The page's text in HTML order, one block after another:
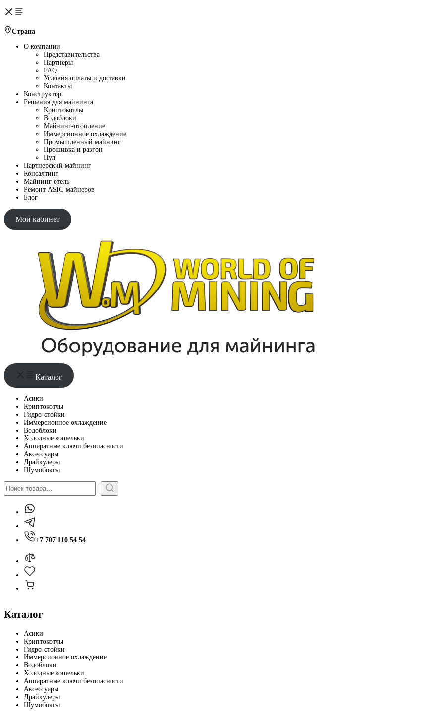
Страна
О компании
Представительства
Партнеры
FAQ
Условия оплаты и доставки
Контакты
Конструктор
Решения для майнинга
Криптокотлы
Водоблоки
Майнинг-отопление
Иммерсионное охлаждение
Промышленный майнинг
Прошивка и разгон
Пул
Партнерский майнинг
Консалтинг
Майнинг отель
Ремонт ASIC-майнеров
Блог
Мой кабинет
Каталог
Асики
Криптокотлы
Гидро-стойки
Иммерсионное охлаждение
Водоблоки
Холодные кошельки
Аппаратные ключи безопасности
Аксессуары
Драйкулеры
Шумобоксы
Поиск
+7 707 110 54 54
Каталог
Асики
Криптокотлы
Гидро-стойки
Иммерсионное охлаждение
Водоблоки
Холодные кошельки
Аппаратные ключи безопасности
Аксессуары
Драйкулеры
Шумобоксы